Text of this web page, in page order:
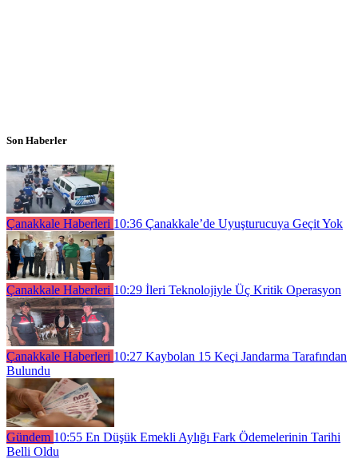
Son Haberler
Çanakkale Haberleri 10:36 Çanakkale’de Uyuşturucuya Geçit Yok
Çanakkale Haberleri 10:29 İleri Teknolojiyle Üç Kritik Operasyon
Çanakkale Haberleri 10:27 Kaybolan 15 Keçi Jandarma Tarafından
Bulundu
Gündem 10:55 En Düşük Emekli Aylığı Fark Ödemelerinin Tarihi
Belli Oldu